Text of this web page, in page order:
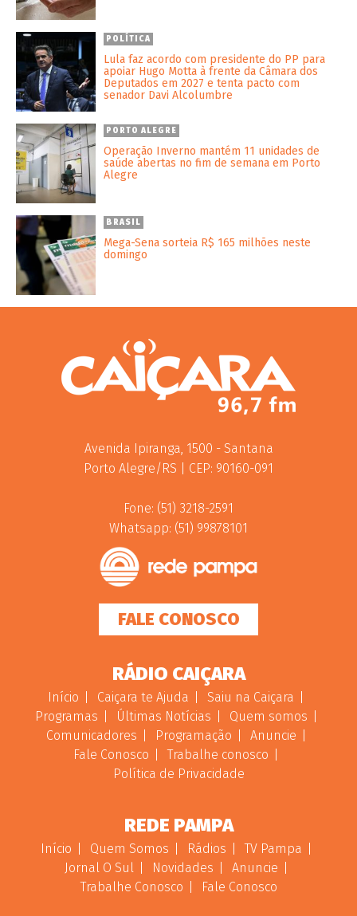
POLÍTICA
Lula faz acordo com presidente do PP para
apoiar Hugo Motta à frente da Câmara dos
Deputados em 2027 e tenta pacto com
senador Davi Alcolumbre
PORTO ALEGRE
Operação Inverno mantém 11 unidades de
saúde abertas no fim de semana em Porto
Alegre
BRASIL
Mega-Sena sorteia R$ 165 milhões neste
domingo
Avenida Ipiranga, 1500 - Santana
Porto Alegre/RS | CEP: 90160-091
Fone: (51) 3218-2591
Whatsapp: (51) 99878101
FALE CONOSCO
RÁDIO CAIÇARA
Início Caiçara te Ajuda
Saiu na Caiçara
Programas
Últimas Notícias
Quem somos
Comunicadores
Programação
Anuncie
Fale Conosco
Trabalhe conosco
Política de Privacidade
REDE PAMPA
Início Quem Somos Rádios
TV Pampa
Jornal O Sul
Novidades
Anuncie
Trabalhe Conosco
Fale Conosco